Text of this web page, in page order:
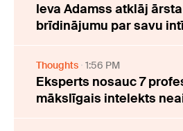
Ieva Adamss atklāj
brīdinājumu par savu
Thoughts 1:56 PM
Eksperts nosauc 7
mākslīgais intelekts